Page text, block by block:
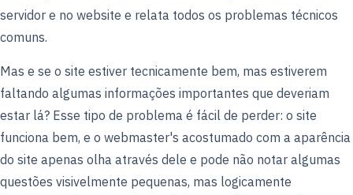
servidor e no website e relata todos os problemas técnicos
comuns.
Mas e se o site estiver tecnicamente bem, mas estiverem
faltando algumas informações importantes que deveriam
estar lá? Esse tipo de problema é fácil de perder: o site
funciona bem, e o webmaster's acostumado com a aparência
do site apenas olha através dele e pode não notar algumas
questões visivelmente pequenas, mas logicamente